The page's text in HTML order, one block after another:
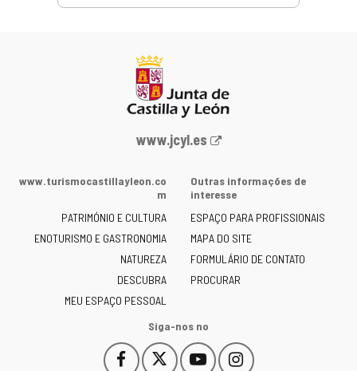
Portal
Junta
Castilla
y
León
-
www.jcyl.es
www.turismocastillayleon.co
m
PATRIMÓNIO E CULTURA
ENOTURISMO E GASTRONOMIA
NATUREZA
DESCUBRA
MEU ESPAÇO PESSOAL
Outras informações de
interesse
ESPAÇO PARA PROFISSIONAIS
MAPA DO SITE
FORMULÁRIO DE CONTATO
PROCURAR
Siga-nos no
Facebook
Este Este
YouTube
Este
Instagram
Este